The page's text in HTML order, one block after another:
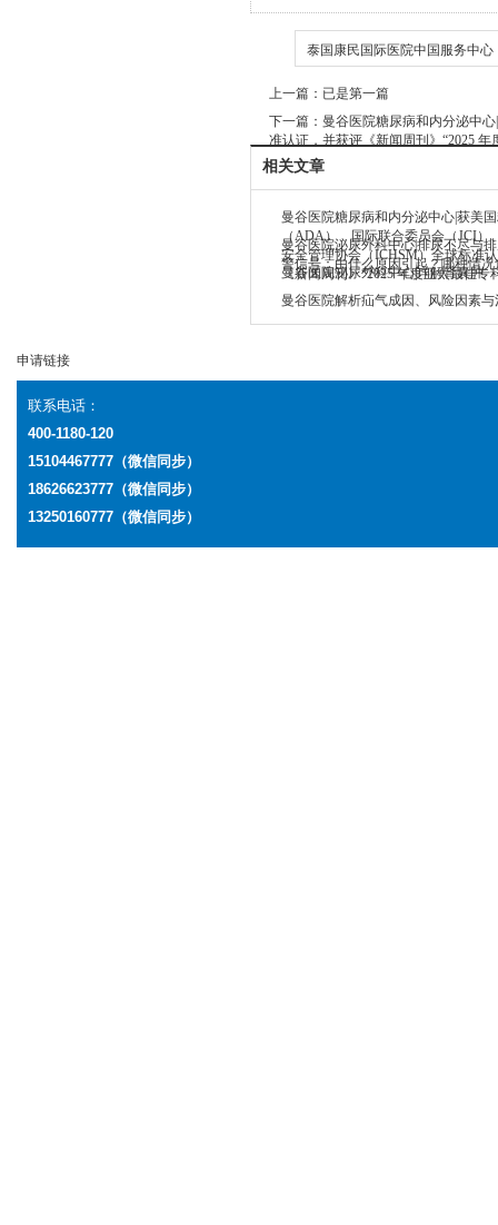
泰国康民国际医院中国服务中心
上一篇：已是第一篇
下一篇： 曼谷医院糖尿病和内分泌中
准认证，并获评《新闻周刊》“2025 年
相关文章
曼谷医院糖尿病和内分泌中心|获美
（ADA）、国际联合委员会（JCI）
安全管理协会（ICHSM）全球标准
《新闻周刊》“2025 年度亚太最佳专
曼谷医院泌尿外科中心|排尿不尽与
警信号：由什么原因引起？哪种情况
曼谷医院泌尿外科中心|详解肾囊肿
曼谷医院解析疝气成因、风险因素
申请链接
联系电话：
400-1180-120
15104467777（微信同步）
18626623777 （微信同步）
13250160777 （微信同步）